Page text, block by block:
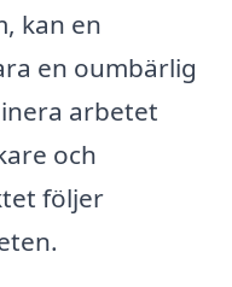
kan en
en oumbärlig
arbetet
och
följer